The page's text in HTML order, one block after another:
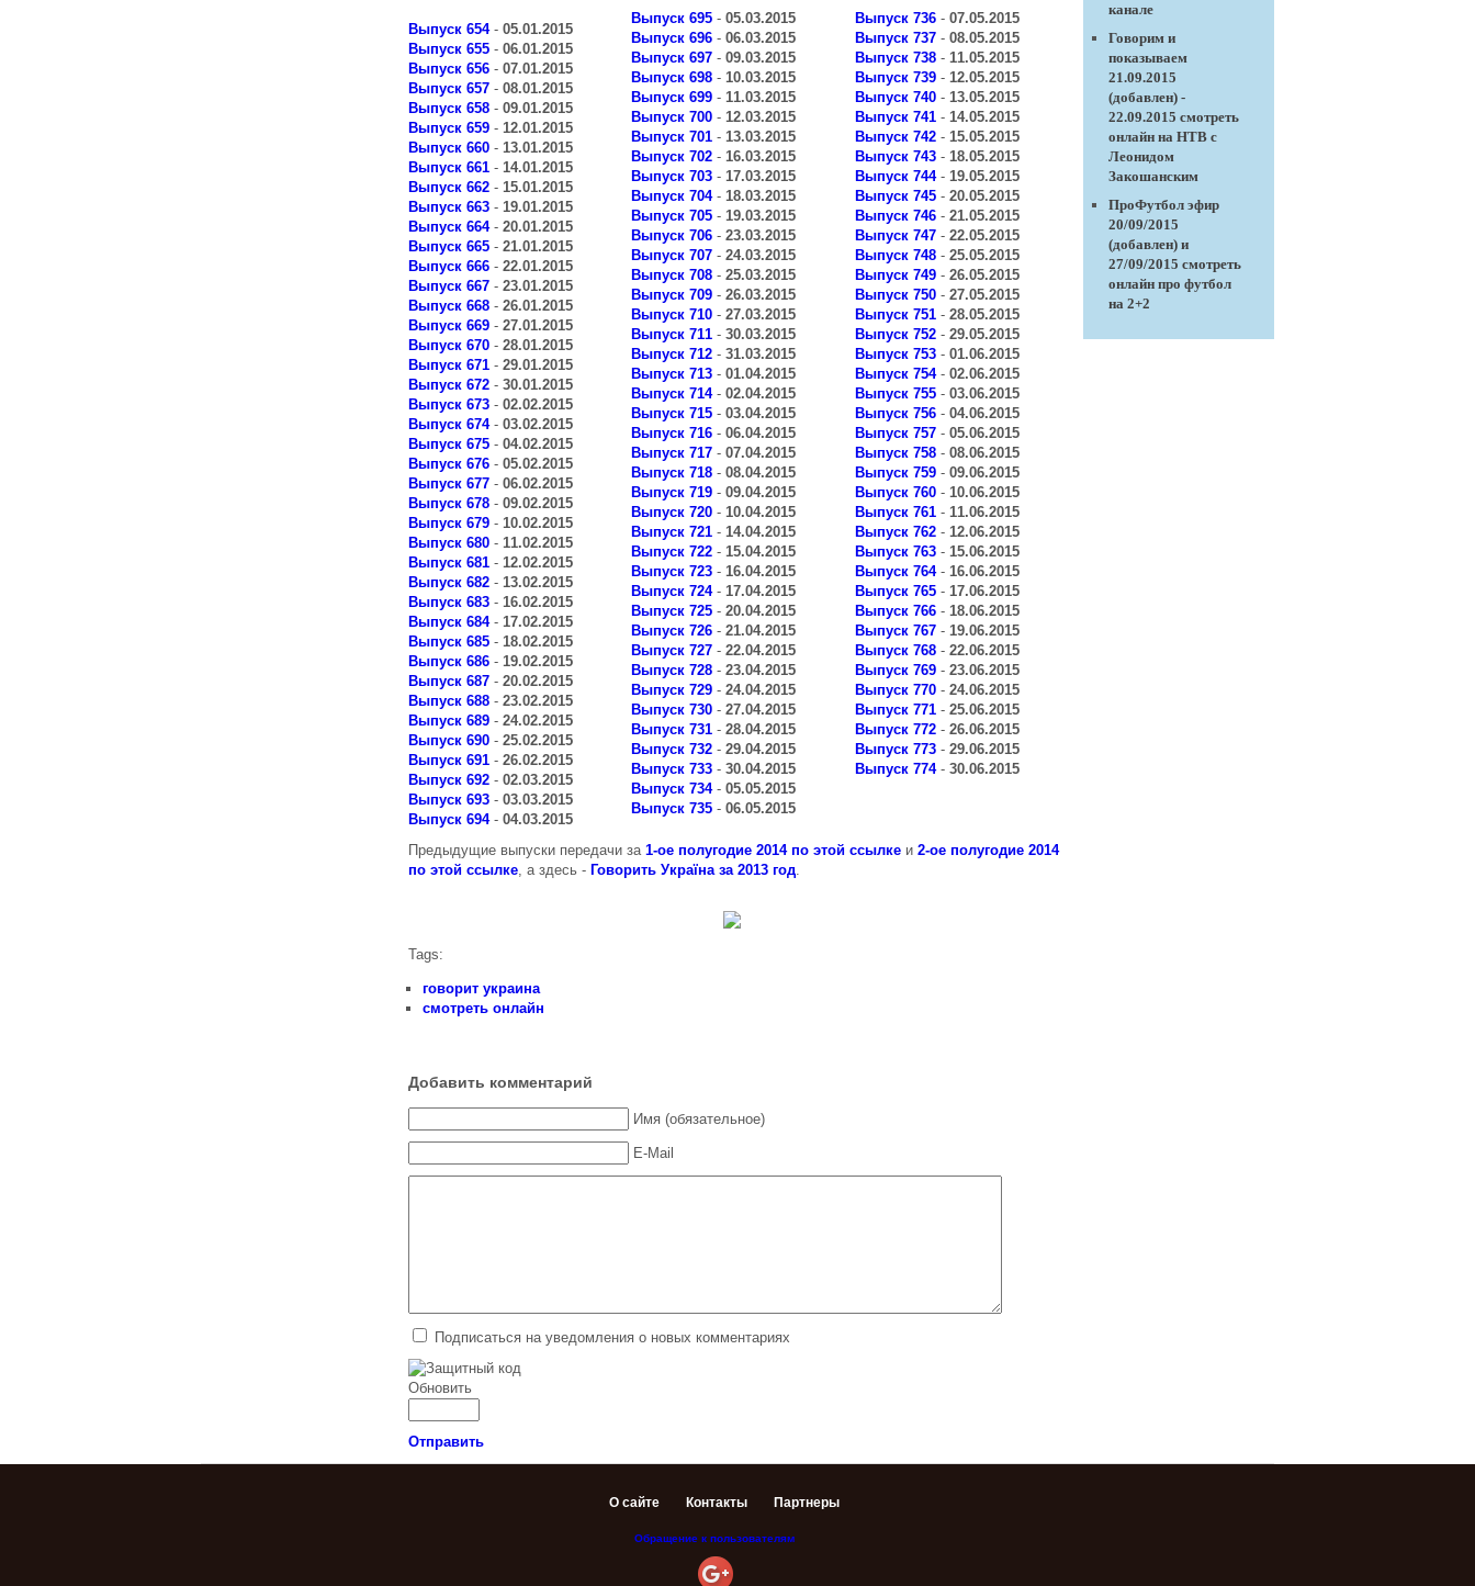
Выпуск 654- 05.01.2015
Выпуск 655 - 06.01.2015
Выпуск 656 - 07.01.2015
Выпуск 657 - 08.01.2015
Выпуск 658 - 09.01.2015
Выпуск 659 - 12.01.2015
Выпуск 660 - 13.01.2015
Выпуск 661 - 14.01.2015
Выпуск 662 - 15.01.2015
Выпуск 663 - 19.01.2015
Выпуск 664- 20.01.2015
Выпуск 665 - 21.01.2015
Выпуск 666 - 22.01.2015
Выпуск 667 - 23.01.2015
Выпуск 668 - 26.01.2015
Выпуск 669 - 27.01.2015
Выпуск 670 - 28.01.2015
Выпуск 671 - 29.01.2015
Выпуск 672 - 30.01.2015
Выпуск 673 - 02.02.2015
Выпуск 674- 03.02.2015
Выпуск 675 - 04.02.2015
Выпуск 676 - 05.02.2015
Выпуск 677 - 06.02.2015
Выпуск 678 - 09.02.2015
Выпуск 679 - 10.02.2015
Выпуск 680 - 11.02.2015
Выпуск 681 - 12.02.2015
Выпуск 682 - 13.02.2015
Выпуск 683 - 16.02.2015
Выпуск 684- 17.02.2015
Выпуск 685 - 18.02.2015
Выпуск 686 - 19.02.2015
Выпуск 687 - 20.02.2015
Выпуск 688 - 23.02.2015
Выпуск 689 - 24.02.2015
Выпуск 690 - 25.02.2015
Выпуск 691 - 26.02.2015
Выпуск 692 - 02.03.2015
Выпуск 693 - 03.03.2015
Выпуск 694- 04.03.2015
Выпуск 695 -05.03.2015
Выпуск 696 -06.03.2015
Выпуск 697 -09.03.2015
Выпуск 698 -10.03.2015
Выпуск 699 -11.03.2015
Выпуск 700 -12.03.2015
Выпуск 701 -13.03.2015
Выпуск 702 -16.03.2015
Выпуск 703 -17.03.2015
Выпуск 704-18.03.2015
Выпуск 705 -19.03.2015
Выпуск 706 -23.03.2015
Выпуск 707 -24.03.2015
Выпуск 708 -25.03.2015
Выпуск 709 -26.03.2015
Выпуск 710 -27.03.2015
Выпуск 711 -30.03.2015
Выпуск 712 -31.03.2015
Выпуск 713 -01.04.2015
Выпуск 714-02.04.2015
Выпуск 715 -03.04.2015
Выпуск 716 -06.04.2015
Выпуск 717 -07.04.2015
Выпуск 718 -08.04.2015
Выпуск 719 -09.04.2015
Выпуск 720 -10.04.2015
Выпуск 721 -14.04.2015
Выпуск 722 -15.04.2015
Выпуск 723 -16.04.2015
Выпуск 724-17.04.2015
Выпуск 725 -20.04.2015
Выпуск 726 -21.04.2015
Выпуск 727 -22.04.2015
Выпуск 728 -23.04.2015
Выпуск 729 -24.04.2015
Выпуск 730 -27.04.2015
Выпуск 731 -28.04.2015
Выпуск 732 -29.04.2015
Выпуск 733 -30.04.2015
Выпуск 734-05.05.2015
Выпуск 735 -06.05.2015
Выпуск 736- 07.05.2015
Выпуск 737- 08.05.2015
Выпуск 738- 11.05.2015
Выпуск 739- 12.05.2015
Выпуск 740- 13.05.2015
Выпуск 741- 14.05.2015
Выпуск 742- 15.05.2015
Выпуск 743- 18.05.2015
Выпуск 744- 19.05.2015
Выпуск 745- 20.05.2015
Выпуск 746- 21.05.2015
Выпуск 747- 22.05.2015
Выпуск 748- 25.05.2015
Выпуск 749- 26.05.2015
Выпуск 750- 27.05.2015
Выпуск 751- 28.05.2015
Выпуск 752- 29.05.2015
Выпуск 753- 01.06.2015
Выпуск 754- 02.06.2015
Выпуск 755- 03.06.2015
Выпуск 756- 04.06.2015
Выпуск 757- 05.06.2015
Выпуск 758- 08.06.2015
Выпуск 759- 09.06.2015
Выпуск 760- 10.06.2015
Выпуск 761- 11.06.2015
Выпуск 762- 12.06.2015
Выпуск 763- 15.06.2015
Выпуск 764- 16.06.2015
Выпуск 765- 17.06.2015
Выпуск 766- 18.06.2015
Выпуск 767- 19.06.2015
Выпуск 768- 22.06.2015
Выпуск 769- 23.06.2015
Выпуск 770- 24.06.2015
Выпуск 771- 25.06.2015
Выпуск 772- 26.06.2015
Выпуск 773- 29.06.2015
Выпуск 774- 30.06.2015
Предыдущие выпуски передачи за 1-ое полугодие 2014 по этой ссылке и 2-ое полугодие 2014
по этой ссылке, а здесь - Говорить Україна за 2013 год.
Tags:
говорит украина
смотреть онлайн
Добавить комментарий
Имя (обязательное)
E-Mail
Подписаться на уведомления о новых комментариях
Обновить
Отправить
канале
Говорим и
показываем
21.09.2015
(добавлен) -
22.09.2015 cмотреть
онлайн на НТВ с
Леонидом
Закошанским
ПроФутбол эфир
20/09/2015
(добавлен) и
27/09/2015 смотреть
онлайн про футбол
на 2+2
О сайте Контакты Партнеры
Обращение к пользователям